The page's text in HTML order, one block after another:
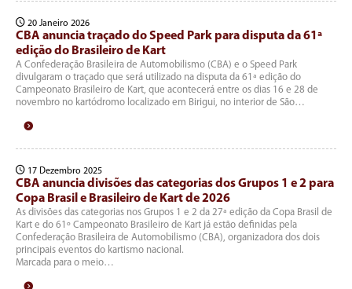
20 Janeiro 2026
CBA anuncia traçado do Speed Park para disputa da 61ª
edição do Brasileiro de Kart
A Confederação Brasileira de Automobilismo (CBA) e o Speed Park
divulgaram o traçado que será utilizado na disputa da 61ª edição do
Campeonato Brasileiro de Kart, que acontecerá entre os dias 16 e 28 de
novembro no kartódromo localizado em Birigui, no interior de São…
17 Dezembro 2025
CBA anuncia divisões das categorias dos Grupos 1 e 2 para
Copa Brasil e Brasileiro de Kart de 2026
As divisões das categorias nos Grupos 1 e 2 da 27ª edição da Copa Brasil de
Kart e do 61º Campeonato Brasileiro de Kart já estão definidas pela
Confederação Brasileira de Automobilismo (CBA), organizadora dos dois
principais eventos do kartismo nacional.
Marcada para o meio…